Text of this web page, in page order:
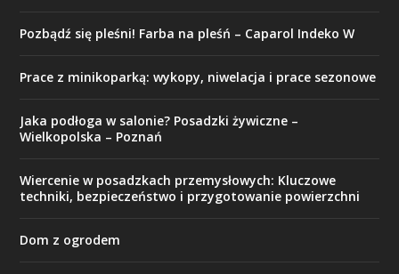
Pozbądź się pleśni! Farba na pleśń – Caparol Indeko W
Prace z minikoparką: wykopy, niwelacja i prace sezonowe
Jaka podłoga w salonie? Posadzki żywiczne –
Wielkopolska – Poznań
Wiercenie w posadzkach przemysłowych: Kluczowe
techniki, bezpieczeństwo i przygotowanie powierzchni
Dom z ogrodem